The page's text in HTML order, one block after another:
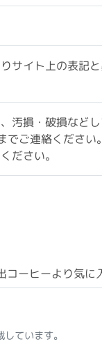
サイト上の表記
汚損・破損など
ご連絡くださ
ださい。
ーヒーより気に
ています。